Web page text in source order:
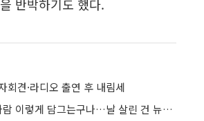
반박하기도 했다.
회견·라디오 출연 후 내림세
민희진 "하이브, 사람 이렇게 담그는구나…날 살린 건 뉴진스"